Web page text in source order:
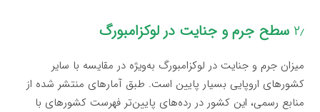
۲٫ سطح جرم و جنایت در لوکزامبورگ
میزان جرم و جنایت در لوکزامبورگ به‌ویژه در مقایسه با سایر
کشورهای اروپایی بسیار پایین است. طبق آمارهای منتشر شده از
منابع رسمی، این کشور در رده‌های پایین‌تر فهرست کشورهای با